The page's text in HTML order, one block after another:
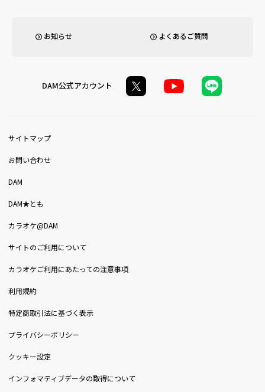
お知らせ よくあるご質問
DAM公式アカウント
サイトマップ
お問い合わせ
DAM
DAM★とも
カラオケ@DAM
サイトのご利用について
カラオケご利用にあたっての注意事項
利用規約
特定商取引法に基づく表示
プライバシーポリシー
クッキー設定
インフォマティブデータの取得について